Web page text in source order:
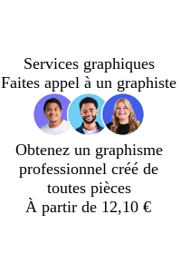
Services graphiques
Faites appel à un graphiste
Obtenez un graphisme
professionnel créé de
toutes pièces
À partir de 12,10 €